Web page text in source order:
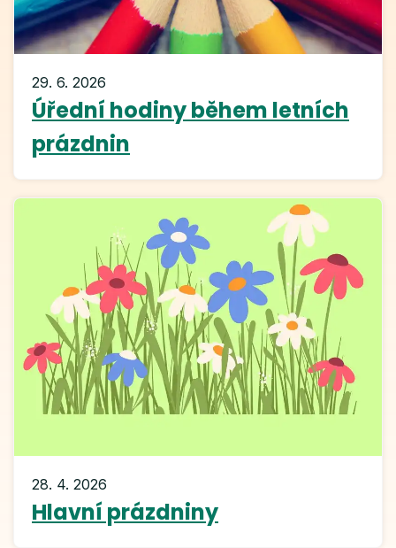
29. 6. 2026
Úřední hodiny během letních
prázdnin
28. 4. 2026
Hlavní prázdniny